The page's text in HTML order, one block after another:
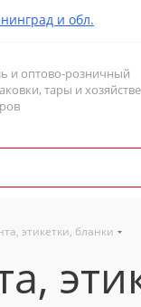
и обл.
и оптово-розничный
тары и
этикетки, бланки